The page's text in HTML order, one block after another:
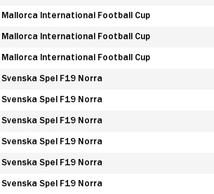
Mallorca International Football Cup
Mallorca International Football Cup
Mallorca International Football Cup
Svenska Spel F19 Norra
Svenska Spel F19 Norra
Svenska Spel F19 Norra
Svenska Spel F19 Norra
Svenska Spel F19 Norra
Svenska Spel F19 Norra